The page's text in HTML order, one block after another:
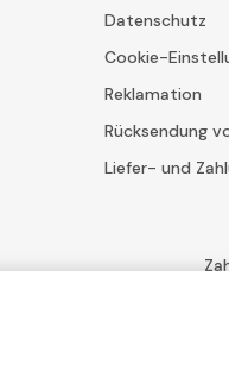
Datenschutz
Cookie-
Reklamation
Rücksendung
Liefer- und